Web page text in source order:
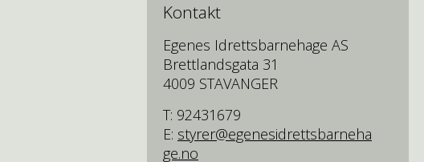
Kontakt
Egenes Idrettsbarnehage AS
Brettlandsgata 31
4009 STAVANGER
T: 92431679
E: styrer@egenesidrettsbarneha
ge.no